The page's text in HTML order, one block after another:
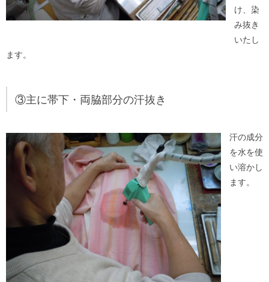
け、染
み抜き
いたし
ます。
③主に帯下・両脇部分の汗抜き
汗の成分
を水を使
い溶かし
ます。